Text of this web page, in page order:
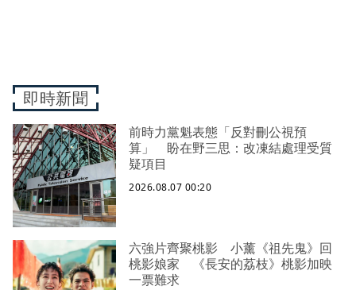
即時新聞
前時力黨魁表態「反對刪公視預
算」 盼在野三思：改凍結處理受質
疑項目
2026.08.07 00:20
六強片齊聚桃影 小薰《祖先鬼》回
桃影娘家 《長安的荔枝》桃影加映
一票難求